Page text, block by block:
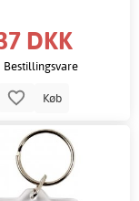
DKK
Bestillingsvare
Køb